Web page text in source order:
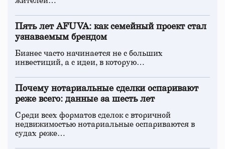
Пять лет AFUVA: как семейный проект стал
узнаваемым брендом
Бизнес часто начинается не с больших
инвестиций, а с идеи, в которую…
Почему нотариальные сделки оспаривают
реже всего: данные за шесть лет
Среди всех форматов сделок с вторичной
недвижимостью нотариальные оспариваются в
судах реже…